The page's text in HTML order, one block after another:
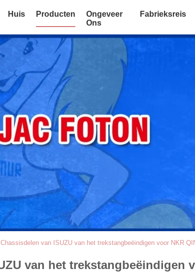
Huis Producten
Ongeveer
Ons
Fabrieksreis
Chassisdelen van ISUZU van het trekstangbeëindigen voor NKR
van het trekstangbeëindigen